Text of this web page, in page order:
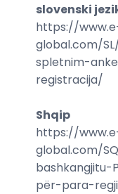
slovenski
https://
global.com/
spletnim-
registracija/
Shqip
https://
global.com/
për-para-